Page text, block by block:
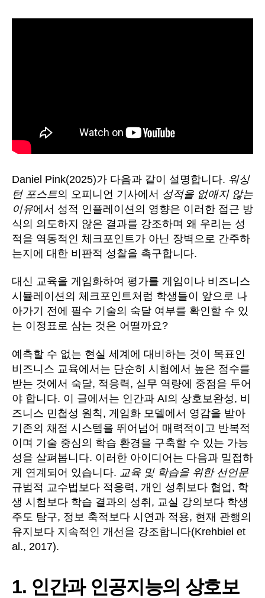
Daniel Pink(2025)가 다음과 같이 설명합니다. 워싱
턴 포스트의 오피니언 기사에서 성적을 없애지 않는
이유에서 성적 인플레이션의 영향은 이러한 접근 방
식의 의도하지 않은 결과를 강조하며 왜 우리는 성
적을 역동적인 체크포인트가 아닌 장벽으로 간주하
는지에 대한 비판적 성찰을 촉구합니다.
대신 교육을 게임화하여 평가를 게임이나 비즈니스
시뮬레이션의 체크포인트처럼 학생들이 앞으로 나
아가기 전에 필수 기술의 숙달 여부를 확인할 수 있
는 이정표로 삼는 것은 어떨까요?
예측할 수 없는 현실 세계에 대비하는 것이 목표인
비즈니스 교육에서는 단순히 시험에서 높은 점수를
받는 것에서 숙달, 적응력, 실무 역량에 중점을 두어
야 합니다. 이 글에서는 인간과 AI의 상호보완성, 비
즈니스 민첩성 원칙, 게임화 모델에서 영감을 받아
기존의 채점 시스템을 뛰어넘어 매력적이고 반복적
이며 기술 중심의 학습 환경을 구축할 수 있는 가능
성을 살펴봅니다. 이러한 아이디어는 다음과 밀접하
게 연계되어 있습니다. 교육 및 학습을 위한 선언문
규범적 교수법보다 적응력, 개인 성취보다 협업, 학
생 시험보다 학습 결과의 성취, 교실 강의보다 학생
주도 탐구, 정보 축적보다 시연과 적용, 현재 관행의
유지보다 지속적인 개선을 강조합니다(Krehbiel et
al., 2017).
1. 인간과 인공지능의 상호보